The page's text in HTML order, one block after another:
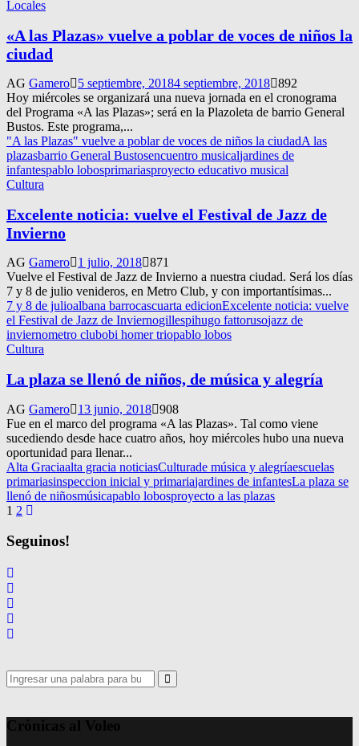
Locales
«A las Plazas» vuelve a poblar de voces de niños la
ciudad
AG Gamero 5 septiembre, 20184 septiembre, 2018 892
Hoy miércoles se organizará una nueva jornada en el cronograma
del Programa «A las Plazas»; será en la Plazoleta de barrio General
Bustos. Este programa,...
"A las Plazas" vuelve a poblar de voces de niños la ciudadA las
plazasbarrio General Bustosencuentro musicaljardines de
infantespablo lobosprimariasproyecto educativo musical
Cultura
Excelente noticia: vuelve el Festival de Jazz de
Invierno
AG Gamero 1 julio, 2018 871
Vuelve el Festival de Jazz de Invierno a nuestra ciudad. Será los días
7 y 8 de julio venideros, en Metro Club, y con importantísimas...
7 y 8 de julioalbana barrocascuarta edicionExcelente noticia: vuelve
el Festival de Jazz de Inviernogillespihugo fattorusojazz de
inviernometro clubobi homer triopablo lobos
Cultura
La plaza se llenó de niños, de música y alegría
AG Gamero 13 junio, 2018 908
Fue en el marco del programa «A las Plazas». Tal como viene
sucediendo desde hace cuatro años, hoy miércoles hubo una nueva
oportunidad para llenar...
Alta Graciaalta gracia noticiasCulturade música y alegríaescuelas
primariasinspeccion inicial y primariajardines de infantesLa plaza se
llenó de niñosmúsicapablo lobosproyecto a las plazas
Navegación
de
entradas
1 2
Seguinos!
Search
for:
Search
Crónicas al Voleo